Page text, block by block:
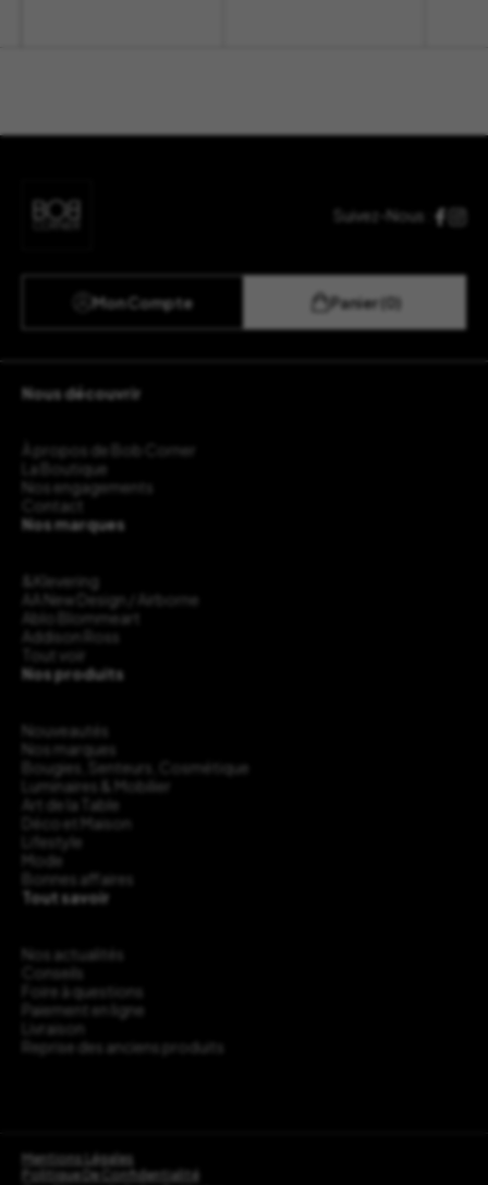
Suivez-Nous :
Mon Compte Panier (0)
Nous découvrir
À propos de Bob Corner
La Boutique
Nos engagements
Contact
Nos marques
&Klevering
AA New Design / Airborne
Ablo Blommeart
Addison Ross
Tout voir
Nos produits
Nouveautés
Nos marques
Bougies, Senteurs, Cosmétique
Luminaires & Mobilier
Art de la Table
Déco et Maison
Lifestyle
Mode
Bonnes affaires
Tout savoir
Nos actualités
Conseils
Foire à questions
Paiement en ligne
Livraison
Reprise des anciens produits
Mentions Légales
Politique De Confidentialité